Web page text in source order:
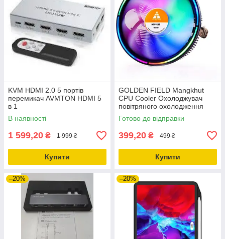
KVM HDMI 2.0 5 портів
перемикач AVMTON HDMI 5
в 1
В наявності
1 599,20 ₴ 1 999 ₴
Купити
GOLDEN FIELD Mangkhut
CPU Cooler Охолоджувач
повітряного охолодження
процесора з вентилятором
RGB Радіатор
Готово до відправки
399,20 ₴ 499 ₴
Купити
–20% –20%